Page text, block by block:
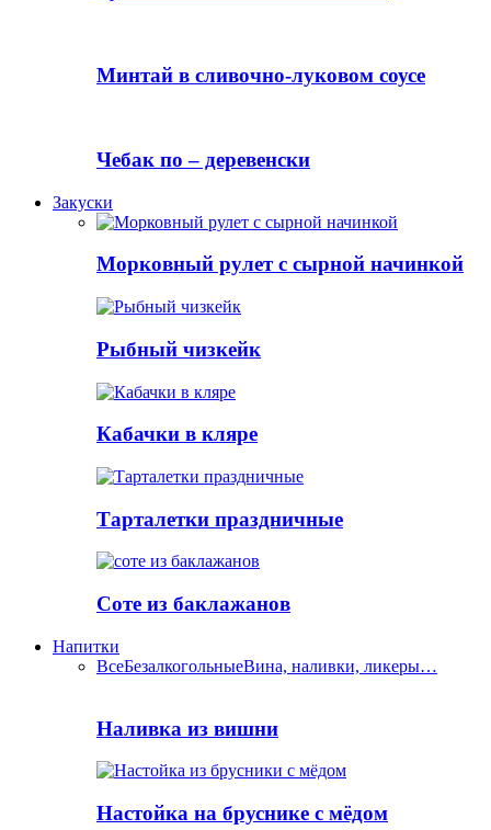
Минтай в сливочно-луковом соусе
Чебак по – деревенски
Закуски
Морковный рулет с сырной начинкой
Рыбный чизкейк
Кабачки в кляре
Тарталетки праздничные
Соте из баклажанов
Напитки
ВсеБезалкогольныеВина, наливки, ликеры…
Наливка из вишни
Настойка на бруснике с мёдом